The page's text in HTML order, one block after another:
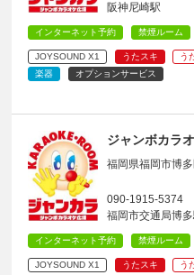
阪神尼崎駅
インターネット予約 禁煙ルーム
JOYSOUND X1 うたスキ
う
楽器
オプションサービス
ジャンボカラ
福岡県福岡市博
090-1915-5374
福岡市交通局博
インターネット予約 禁煙ルーム
JOYSOUND X1 うたスキ
う